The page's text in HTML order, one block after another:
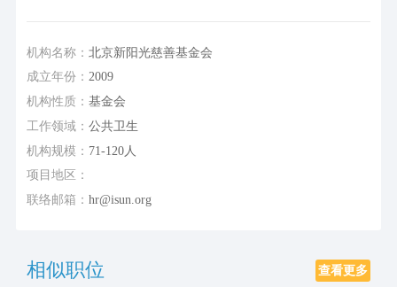
机构名称： 北京新阳光慈善基金会
成立年份： 2009
机构性质： 基金会
工作领域： 公共卫生
机构规模： 71-120人
项目地区：
联络邮箱： hr@isun.org
相似职位 查看更多